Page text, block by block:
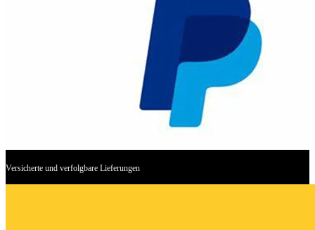
Versicherte und verfolgbare Lieferungen